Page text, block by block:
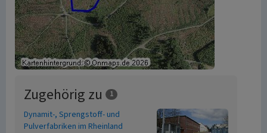
Zugehörig zu 1
Dynamit-, Sprengstoff- und
Pulverfabriken im Rheinland